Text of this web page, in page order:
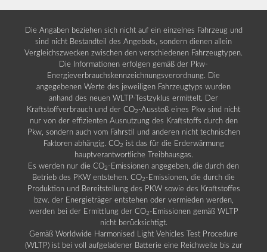
Die Angaben beziehen sich nicht auf ein einzelnes Fahrzeug und
sind nicht Bestandteil des Angebots, sondern dienen allein
Vergleichszwecken zwischen den verschiedenen Fahrzeugtypen.
Die Informationen erfolgen gemäß der Pkw-
Energieverbrauchskennzeichnungsverordnung. Die
angegebenen Werte des jeweiligen Fahrzeugtyps wurden
anhand des neuen WLTP-Testzyklus ermittelt. Der
Kraftstoffverbrauch und der CO2 -Ausstoß eines Pkw sind nicht
nur von der effizienten Ausnutzung des Kraftstoffs durch den
Pkw, sondern auch vom Fahrstil und anderen nicht technischen
Faktoren abhängig. CO2 ist das für die Erderwärmung
hauptverantwortliche Treibhausgas.
Es werden nur die CO2 -Emissionen angegeben, die durch den
Betrieb des PKW entstehen. CO2 -Emissionen, die durch die
Produktion und Bereitstellung des PKW sowie des Kraftstoffes
bzw. der Energieträger entstehen oder vermieden werden,
werden bei der Ermittlung der CO2 -Emissionen gemäß WLTP
nicht berücksichtigt.
Gemäß Worldwide Harmonised Light Vehicles Test Procedure
(WLTP) ist bei voll aufgeladener Batterie eine Reichweite bis zur